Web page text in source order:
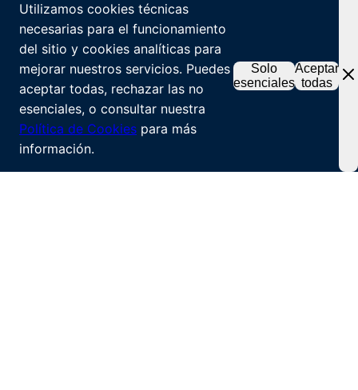
Utilizamos cookies técnicas
necesarias para el funcionamiento
del sitio y cookies analíticas para
mejorar nuestros servicios. Puedes
aceptar todas, rechazar las no
esenciales, o consultar nuestra
Política de Cookies para más
información.
Solo
esenciales
Aceptar
todas